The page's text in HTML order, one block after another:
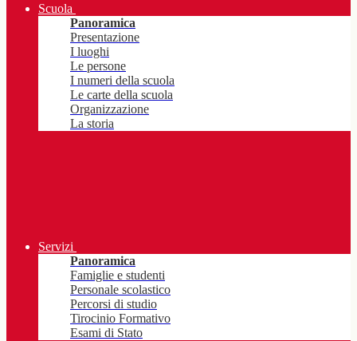
Scuola
Panoramica
Presentazione
I luoghi
Le persone
I numeri della scuola
Le carte della scuola
Organizzazione
La storia
Servizi
Panoramica
Famiglie e studenti
Personale scolastico
Percorsi di studio
Tirocinio Formativo
Esami di Stato